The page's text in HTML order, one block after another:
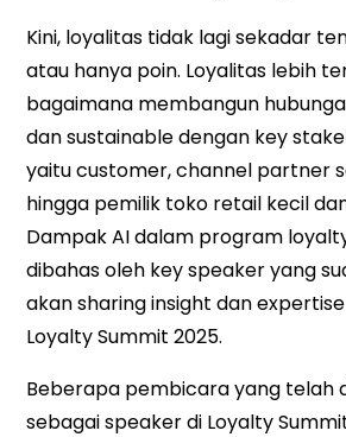
Kini, loyalitas tidak lagi sekadar
atau hanya poin. Loyalitas lebih
bagaimana membangun
dan sustainable dengan key
yaitu customer, channel partner
hingga pemilik toko retail kecil
Dampak AI dalam program
dibahas oleh key speaker yang
akan sharing insight dan
Loyalty Summit 2025.
Beberapa pembicara yang telah
sebagai speaker di Loyalty